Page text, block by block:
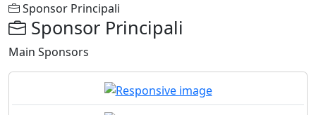
Sponsor Principali
Sponsor Principali
Main Sponsors